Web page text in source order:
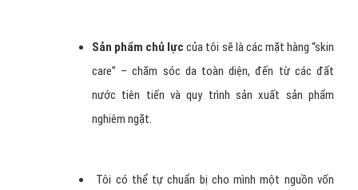
Sản phẩm chủ lực của tôi sẽ là các mặt hàng “skin
care” – chăm sóc da toàn diện, đến từ các đất
nước tiên tiến và quy trình sản xuất sản phẩm
nghiêm ngặt.
Tôi có thể tự chuẩn bị cho mình một nguồn vốn